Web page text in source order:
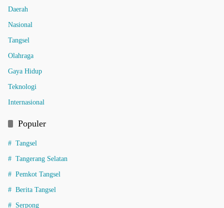
Daerah
Nasional
Tangsel
Olahraga
Gaya Hidup
Teknologi
Internasional
Populer
Tangsel
Tangerang Selatan
Pemkot Tangsel
Berita Tangsel
Serpong